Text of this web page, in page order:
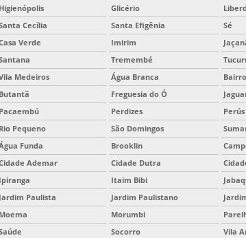
Higienópolis Glicério
Cecília Santa Efigênia Sé
Verde Imirim
Tremembé
Medeiros Água Branca
Butantã Freguesia do Ó
Pacaembú Perdizes Perús
Rio Pequeno São Domingos
Funda Brooklin
Ademar Cidade Dutra
Ipiranga Itaim Bibi
Jardim Paulista Jardim Paulistano
Moema Morumbi
Socorro Vila